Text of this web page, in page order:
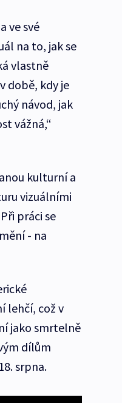
ve své
na to, jak se
vlastně
době, kdy je
návod, jak
vážná,“
kulturní a
vizuálními
práci se
- na
lehčí, což v
jako smrtelně
dílům
srpna.